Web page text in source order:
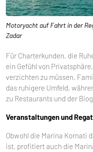
Motoryacht auf Fahrt in der
Zadar
Für Charterkunden, die
ein Gefühl von
verzichten zu müssen.
das ruhigere Umfeld,
zu Restaurants und der
Veranstaltungen und
Obwohl die Marina Kornati
ist, profitiert auch die